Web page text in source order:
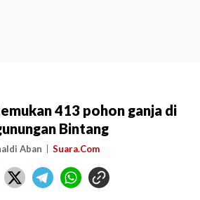
413 pohon ganja di
Bintang
Aban Suara.Com